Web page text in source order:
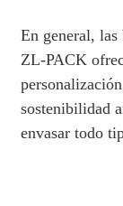
En general, las
ZL-PACK
sostenibilidad
envasar todo